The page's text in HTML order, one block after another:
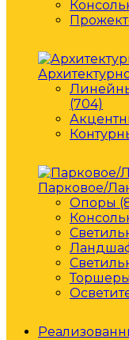
(704)
Парковое/
Опоры